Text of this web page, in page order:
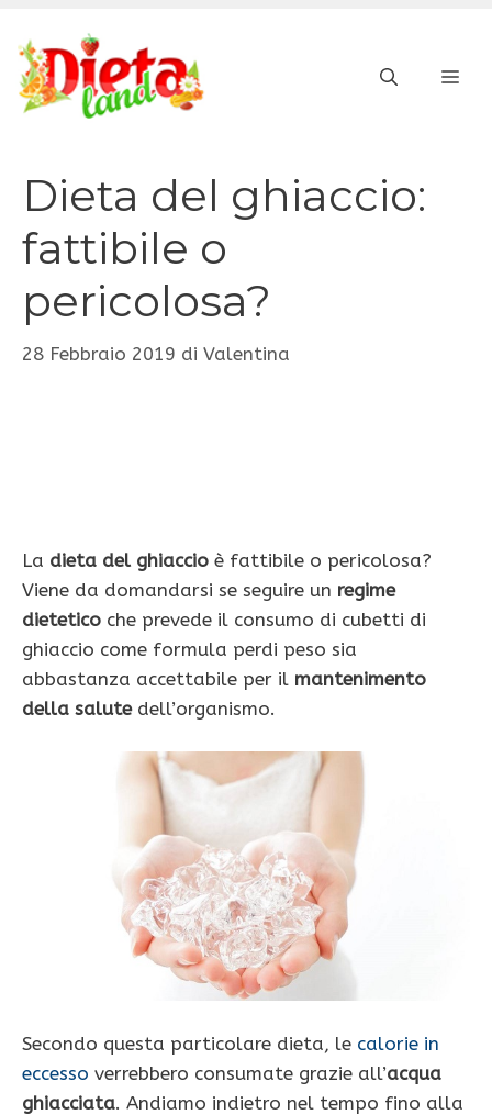
contenuto
Dieta del ghiaccio:
fattibile o
pericolosa?
28 Febbraio 2019 di Valentina
La dieta del ghiaccio è fattibile o pericolosa?
Viene da domandarsi se seguire un regime
dietetico che prevede il consumo di cubetti di
ghiaccio come formula perdi peso sia
abbastanza accettabile per il mantenimento
della salutedell’organismo.
Secondo questa particolare dieta, le calorie in
eccesso verrebbero consumate grazie all’acqua
ghiacciata. Andiamo indietro nel tempo fino alla